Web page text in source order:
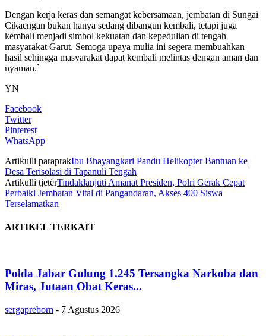
Dengan kerja keras dan semangat kebersamaan, jembatan di Sungai
Cikaengan bukan hanya sedang dibangun kembali, tetapi juga
kembali menjadi simbol kekuatan dan kepedulian di tengah
masyarakat Garut. Semoga upaya mulia ini segera membuahkan
hasil sehingga masyarakat dapat kembali melintas dengan aman dan
nyaman.`
YN
Facebook
Twitter
Pinterest
WhatsApp
Artikulli paraprakIbu Bhayangkari Pandu Helikopter Bantuan ke
Desa Terisolasi di Tapanuli Tengah
Artikulli tjetërTindaklanjuti Amanat Presiden, Polri Gerak Cepat
Perbaiki Jembatan Vital di Pangandaran, Akses 400 Siswa
Terselamatkan
ARTIKEL TERKAIT
Polda Jabar Gulung 1.245 Tersangka Narkoba dan
Miras, Jutaan Obat Keras...
sergapreborn - 7 Agustus 2026